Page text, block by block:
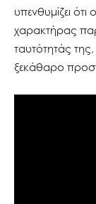
υπενθυμίζει
χαρακτήρας
ταυτότητάς
ξεκάθαρο